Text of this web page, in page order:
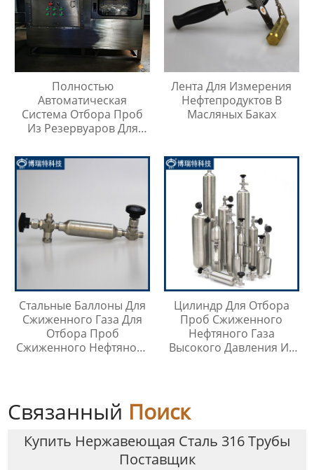
Полностью
Автоматическая
Система Отбора Проб
Из Резервуаров Для
Любой Высоте
Лента Для Измерения
Нефтепродуктов В
Масляных Баках
Стальные Баллоны Для
Сжиженного Газа Для
Отбора Проб
Сжиженного Нефтяного
Цилиндр Для Отбора
Проб Сжиженного
Нефтяного Газа
Высокого Давления Из
Связанный Поиск
Купить Нержавеющая Сталь 316 Трубы
Поставщик